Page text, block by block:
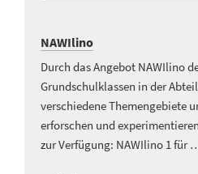
NAWIlino
Durch das Angebot NAWIlino
Grundschulklassen in der
verschiedene Themengebiete
erforschen und
zur Verfügung: NAWIlino 1 für